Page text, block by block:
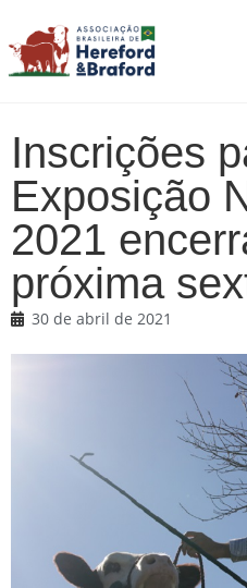
Inscrições
Exposição
2021
próxima
30 de abril de 2021